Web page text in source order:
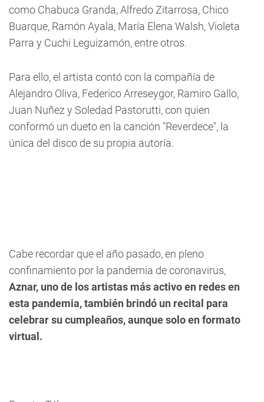
como Chabuca Granda, Alfredo Zitarrosa, Chico
Buarque, Ramón Ayala, María Elena Walsh, Violeta
Parra y Cuchi Leguizamón, entre otros.
Para ello, el artista contó con la compañía de
Alejandro Oliva, Federico Arreseygor, Ramiro Gallo,
Juan Nuñez y Soledad Pastorutti, con quien
conformó un dueto en la canción "Reverdece", la
única del disco de su propia autoría.
Cabe recordar que el año pasado, en pleno
confinamiento por la pandemia de coronavirus,
Aznar, uno de los artistas más activo en redes en
esta pandemia, también brindó un recital para
celebrar su cumpleaños, aunque solo en formato
virtual.